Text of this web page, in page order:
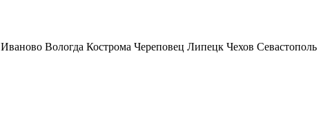
Иваново Вологда Кострома Череповец Липецк Чехов Севастополь